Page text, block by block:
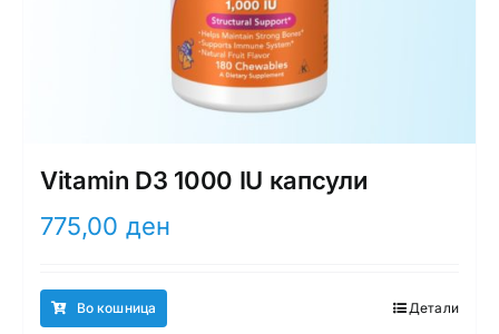
Vitamin D3 1000 IU капсули
775,00 ден
Во кошница Детали